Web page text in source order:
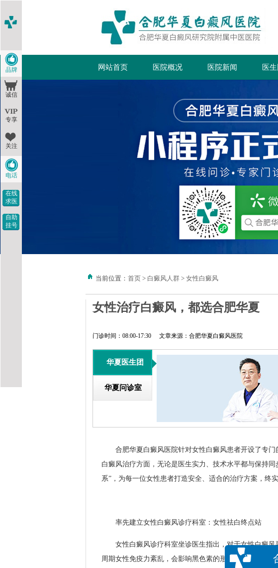
品牌
诚信
专享
关注
电话
在线
求医
自助
挂号
网站首页 医院概况 医院新闻 医
当前位置： 首页 > 白癜风人群 > 女性白癜风
女性治疗白癜风，都选合肥华夏
门诊时间：08:00-17:30 文章来源：合肥华夏白癜风医院
华夏医生团
华夏问诊室
合肥华夏白癜风医院针对女性白癜风患者开设了专门
白癜风治疗方面，无论是医生实力、技术水平都与保持
系”，为每一位女性患者打造安全、适合的治疗方案，终
率先建立女性白癜风诊疗科室：女性祛白终点站
女性白癜风诊疗科室坐诊医生指出，对于女性白癜风
周期女性免疫力紊乱，会影响黑色素的形成，导致白癜